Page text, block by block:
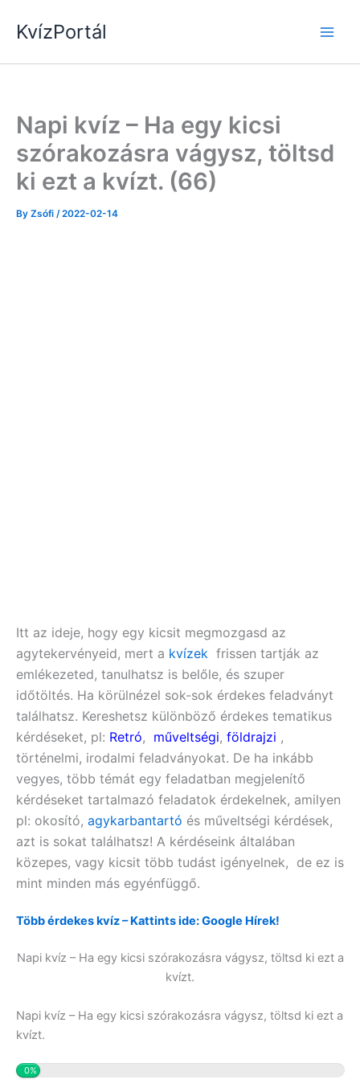
KvízPortál
Napi kvíz – Ha egy kicsi
szórakozásra vágysz, töltsd
ki ezt a kvízt. (66)
By Zsófi /2022-02-14
Itt az ideje, hogy egy kicsit megmozgasd az
agytekervényeid, mert a kvízek frissen tartják az
emlékezeted, tanulhatsz is belőle, és szuper
időtöltés. Ha körülnézel sok-sok érdekes feladványt
találhatsz. Kereshetsz különböző érdekes tematikus
kérdéseket, pl: Retró, műveltségi, földrajzi ,
történelmi, irodalmi feladványokat. De ha inkább
vegyes, több témát egy feladatban megjelenítő
kérdéseket tartalmazó feladatok érdekelnek, amilyen
pl: okosító, agykarbantartó és műveltségi kérdések,
azt is sokat találhatsz! A kérdéseink általában
közepes, vagy kicsit több tudást igényelnek, de ez is
mint minden más egyénfüggő.
Több érdekes kvíz – Kattints ide: Google Hírek!
Napi kvíz – Ha egy kicsi szórakozásra vágysz, töltsd ki ezt a
kvízt.
Napi kvíz – Ha egy kicsi szórakozásra vágysz, töltsd ki ezt a
kvízt.
0%